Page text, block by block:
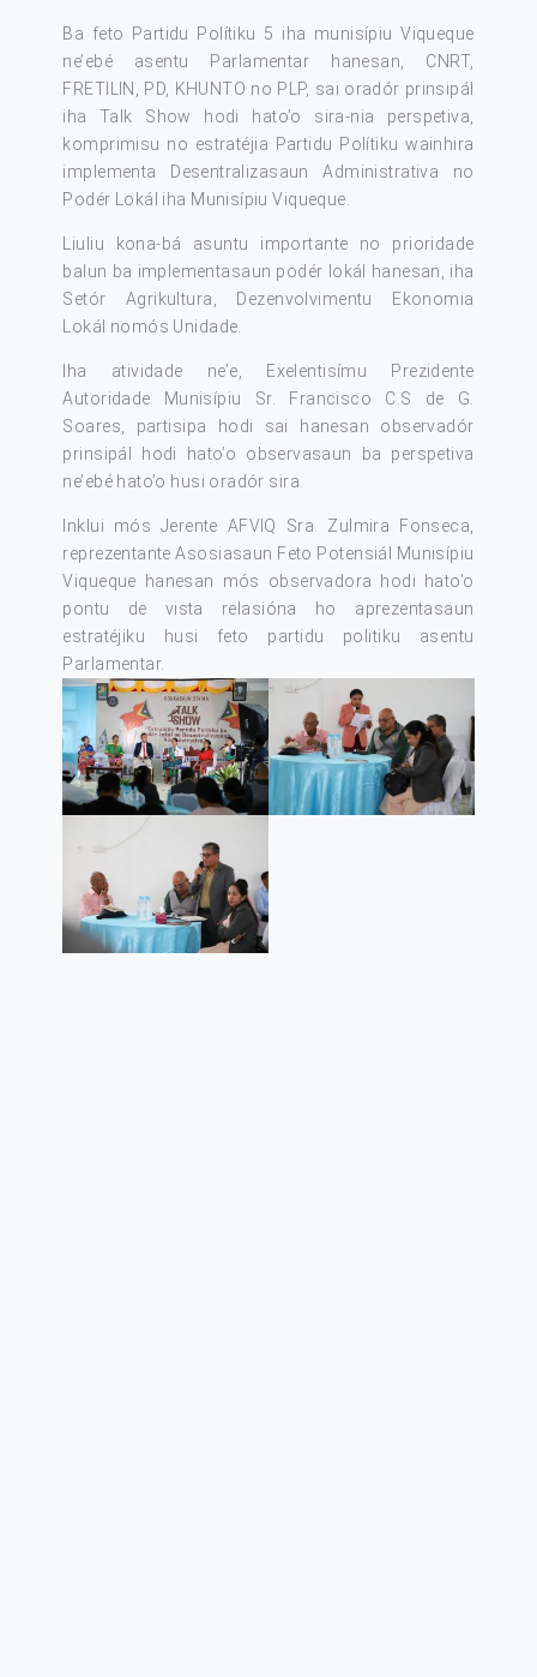
Ba feto Partidu Polítiku 5 iha munisípiu Viqueque
ne’ebé asentu Parlamentar hanesan, CNRT,
FRETILIN, PD, KHUNTO no PLP, sai oradór prinsipál
iha Talk Show hodi hato’o sira-nia perspetiva,
komprimisu no estratéjia Partidu Polítiku wainhira
implementa Desentralizasaun Administrativa no
Podér Lokál iha Munisípiu Viqueque.
Liuliu kona-bá asuntu importante no prioridade
balun ba implementasaun podér lokál hanesan, iha
Setór Agrikultura, Dezenvolvimentu Ekonomia
Lokál nomós Unidade.
Iha atividade ne’e, Exelentisímu Prezidente
Autoridade Munisípiu Sr. Francisco C.S de G.
Soares, partisipa hodi sai hanesan observadór
prinsipál hodi hato’o observasaun ba perspetiva
ne’ebé hato’o husi oradór sira.
Inklui mós Jerente AFVIQ Sra. Zulmira Fonseca,
reprezentante Asosiasaun Feto Potensiál Munisípiu
Viqueque hanesan mós observadora hodi hato’o
pontu de vista relasióna ho aprezentasaun
estratéjiku husi feto partidu politiku asentu
Parlamentar.